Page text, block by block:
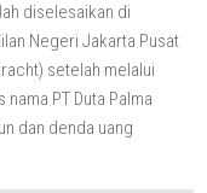
diselesaikan di
Negeri Jakarta Pusat
setelah melalui
PT Duta Palma
dan denda uang